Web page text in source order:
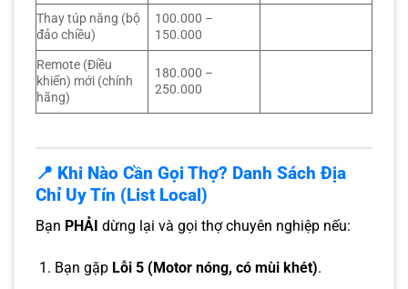
Thay túp năng (bộ
đảo chiều)
100.000 –
150.000
Remote (Điều
khiển) mới (chính
hãng)
180.000 –
250.000
📍 Khi Nào Cần Gọi Thợ? Danh Sách Địa
Chỉ Uy Tín (List Local)
Bạn PHẢI dừng lại và gọi thợ chuyên nghiệp nếu:
Bạn gặp Lỗi 5 (Motor nóng, có mùi khét).